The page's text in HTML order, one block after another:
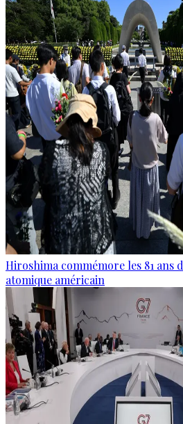
Hiroshima commémore les 81 ans
atomique américain